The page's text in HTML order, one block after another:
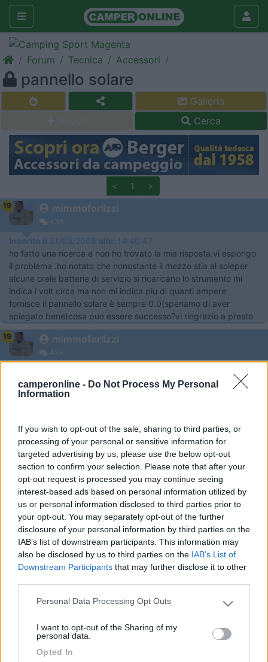
camperonline - Do Not Process My Personal
Information
If you wish to opt-out of the sale, sharing to third parties, or
processing of your personal or sensitive information for
targeted advertising by us, please use the below opt-out
section to confirm your selection. Please note that after your
opt-out request is processed you may continue seeing
interest-based ads based on personal information utilized by
us or personal information disclosed to third parties prior to
your opt-out. You may separately opt-out of the further
disclosure of your personal information by third parties on the
IAB’s list of downstream participants. This information may
also be disclosed by us to third parties on the IAB’s List of
Downstream Participants that may further disclose it to other
Please note that this website/app uses one or more Google
not limited to your visit or usage behaviour. You may click to
use your data for below specified purposes in below Google
Personal Data Processing Opt Outs
I want to opt-out of the Sharing of my
personal data.
Opted In
Forum Tecnica Accessori
pannello solare
Galleria
Cerca
< 1 >
19 mimmoforlizzi
438
Inserito il 31/03/2008 alle: 14:40:47
ho fatto una ricerca e non ho trovato la mia risposta.vi espongo
il problema .ho notato che nonostante il mezzo stia al soleper
alcune orele batterie di servizio si ricaricano lo strumento mi
indica i volt circa ma non mi indica piu di quanti ampere
fornisce il pannello solare è sempre 0.0(speriamo di aver
spiegato bene)cosa puo essere successo?vi ringrazio a presto
19 mimmoforlizzi
438
toc toc ci sono esperti?
Inserito il02/04/2008 alle:10:46:27
ciao, non sono "esperto", ma detta cosi mi sembra che il cavo
del pannello non sia in serie con l'amperometro della centralina.
Si potrebbe essere disconnesso oppure avere un fusibile di
protezione sotto dimensionato rispetto alle correnti fornite dal
pannello oppure non deve essere in serie poichè le correnti
accettate da quell'amperometro sono inferiori. Questo se vuoi,
leggere le correnti istantanee che meidamente passano da quel
contatto, se invece cerchi di ottenere il cumulo di Ah che vanno
ad immagzzinarsi nella BS il discorso cambia un pochino.
Magari qualche altro dettaglio può aiutare.... c[8D]iao
ueue64
Ti segna zero perchè la batteria è piena, quando la batteria
comincerà ad essere usata il pannello fornirà l'energia
sufficiente a ricaricarla. Nel momento in cui la batteria verrà